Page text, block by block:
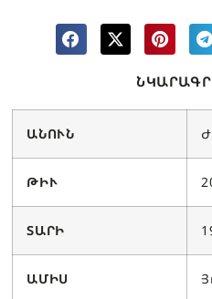
ԱՆՈՒՆ
ԹԻՒ
ՏԱՐԻ
ԱՄԻՍ